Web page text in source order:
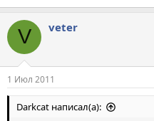
V veter
1 Июл 2011
Darkcat написал(а):